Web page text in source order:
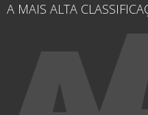
A MAIS ALTA